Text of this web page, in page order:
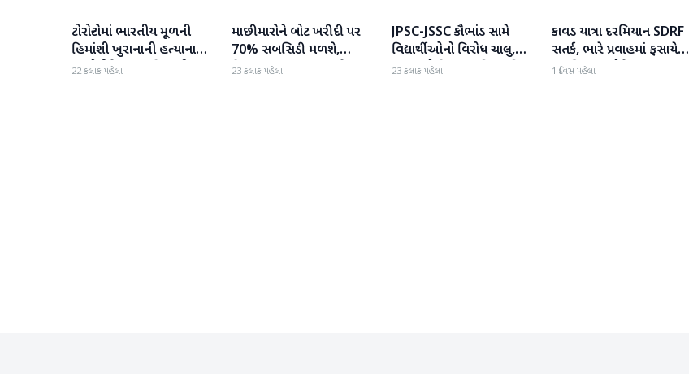
રાષ્ટ્રીય
ટોરોન્ટોમાં ભારતીય મૂળની
હિમાંશી ખુરાનાની હત્યાના
આરોપીને સાત મહિનાથી ફરાર
22 કલાક પહેલા
રાષ્ટ્રીય
માછીમારોને બોટ ખરીદી પર
70% સબસિડી મળશે,
હિમાચલ સરકાર કાસ્ટ નેટ
23 કલાક પહેલા
રાષ્ટ્રીય
JPSC-JSSC કૌભાંડ સામે
વિદ્યાર્થીઓનો વિરોધ ચાલુ,
વાટાઘાટો નિષ્ફળ; પિયુષ મિશ્રા
23 કલાક પહેલા
રાષ્ટ્રીય
કાવડ યાત્રા દરમિયાન SDRF
સતર્ક, ભારે પ્રવાહમાં ફસાયેલા
18 શિવભક્તોને બચાવ્યા
1 દિવસ પહેલા